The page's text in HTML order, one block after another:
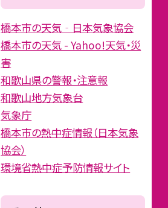
橋本市の天気‐日本気象協会
橋本市の天気 - Yahoo!天気・災
害
和歌山県の警報・注意報
和歌山地方気象台
気象庁
橋本市の熱中症情報（日本気象
協会）
環境省熱中症予防情報サイト